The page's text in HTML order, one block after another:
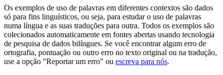
Os exemplos de uso de palavras em diferentes contextos são dados
só para fins linguísticos, ou seja, para estudar o uso de palavras
numa língua e as suas traduções para outra. Todos os exemplos são
colecionados automaticamente em fontes abertas usando tecnologia
de pesquisa de dados bilíngues. Se você encontrar algum erro de
ortografia, pontuação ou outro erro no texto original ou na tradução,
use a opção "Reportar um erro" ou escreva para nós.